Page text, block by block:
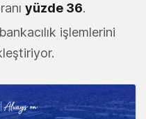
yüzde 36.
işlemlerini